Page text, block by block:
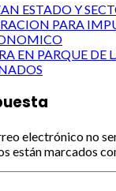
ESTADO Y
PARA
EN PARQUE DE
electrónico no
están marcados